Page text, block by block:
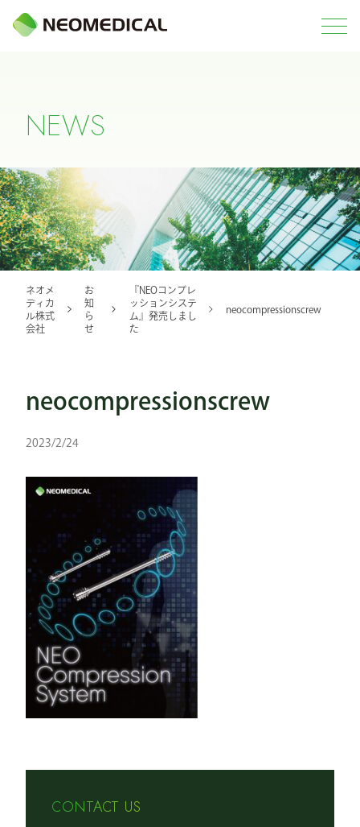
NEWS
ネオメ
ディカ
ル株式
会社
お
知
ら
せ
『NEOコンプレ
ッションシステ
ム』発売しまし
た
neocompressionscrew
neocompressionscrew
2023/2/24
CONTACT US